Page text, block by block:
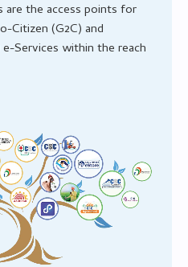
are the access points for
Citizen (G2C) and
Services within the reach